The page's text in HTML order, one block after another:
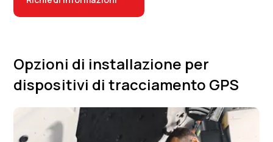
Opzioni di installazione per
dispositivi di tracciamento GPS